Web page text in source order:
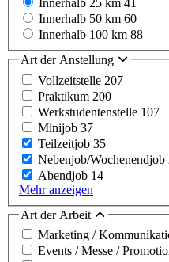
Innerhalb 25 km 41
Innerhalb 50 km 60
Innerhalb 100 km 88
Art der Anstellung
Vollzeitstelle 207
Praktikum 200
Werkstudentenstelle 107
Minijob 37
Teilzeitjob 35
Nebenjob/Wochenendjob
Abendjob 14
Mehr anzeigen
Art der Arbeit
Marketing /
Events / Messe /